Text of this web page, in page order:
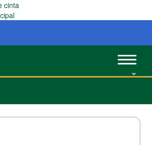
cinta
Toggle